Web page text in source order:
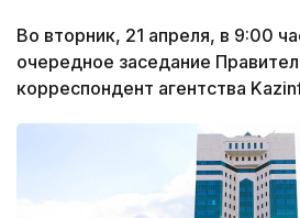
Во вторник, 21 апреля, в 9:00
очередное заседание
корреспондент агентства